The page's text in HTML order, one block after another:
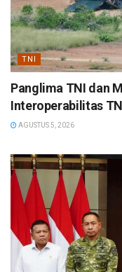
TNI
Panglima TNI dan
Interoperabilitas
AGUSTUS 5, 2026